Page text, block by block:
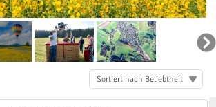
Sortiert nach Beliebtheit